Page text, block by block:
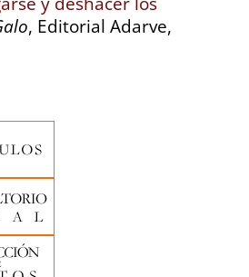
, Editorial Adarve,